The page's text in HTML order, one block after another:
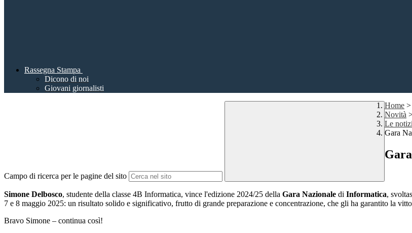
Rassegna Stampa
Dicono di noi
Giovani giornalisti
Campo di ricerca per le pagine del sito
Home >
Novità
Le
Gara
Simone Delbosco, studente della classe 4B Informatica, vince l'edizione 2024/25 della Gara Nazionale di Informatica,
7 e 8 maggio 2025: un risultato solido e significativo, frutto di grande preparazione e concentrazione, che gli ha garantito la
Bravo Simone – continua così!